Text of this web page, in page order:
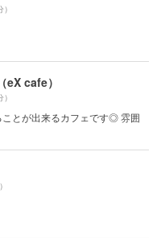
eX cafe）
とが出来るカフェです◎ 雰囲